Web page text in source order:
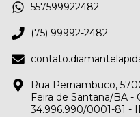
557599922482
(75) 99992-2482
Rua Pernambuco,
Feira de Santana/BA -
34.996.990/0001-81 -